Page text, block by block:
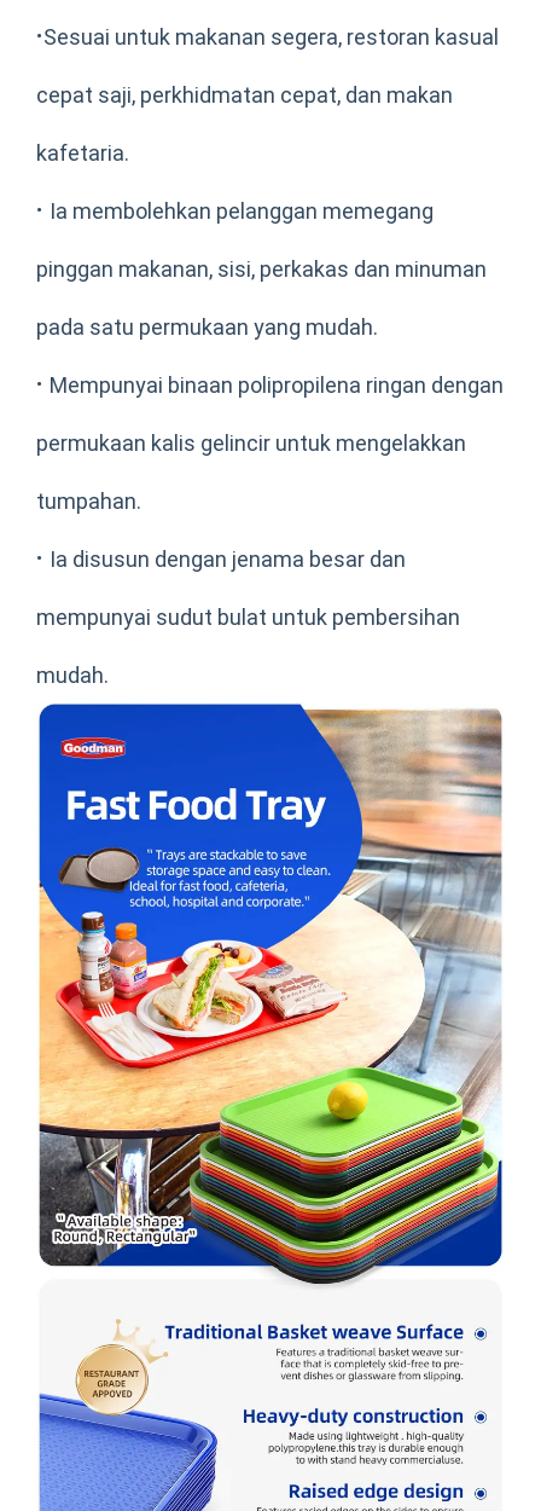
·Sesuai untuk makanan segera, restoran kasual
cepat saji, perkhidmatan cepat, dan makan
kafetaria.
· Ia membolehkan pelanggan memegang
pinggan makanan, sisi, perkakas dan minuman
pada satu permukaan yang mudah.
· Mempunyai binaan polipropilena ringan dengan
permukaan kalis gelincir untuk mengelakkan
tumpahan.
· Ia disusun dengan jenama besar dan
mempunyai sudut bulat untuk pembersihan
mudah.